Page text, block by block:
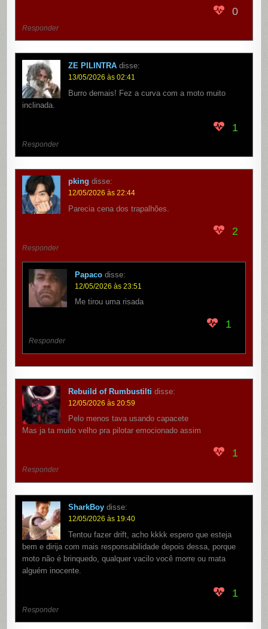
0
Responder
ZE PILINTRA disse:
13/05/2026 às 02:41
Burro demais! Fez a curva com a moto muito
inclinada.
1
Responder
pking disse:
12/05/2026 às 22:44
Parecia cena dos trapalhões.
2
Responder
Papaco disse:
12/05/2026 às 23:51
Me tirou uma risada
1
Responder
Rebuild of Rumbustilti disse:
12/05/2026 às 20:59
Pelo menos tava usando capacete
Mas ja ta muito velho pra pilotar emocionado assim
1
Responder
SharkBoy disse:
12/05/2026 às 19:40
Tentou fazer drift, acho kkkk espero que esteja
bem e dirija com mais responsabilidade depois dessa, porque
moto não é brinquedo, qualquer vacilo você morre ou mata
alguém inocente.
1
Responder